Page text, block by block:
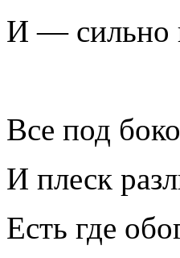
И — сильно
Все под
И плеск
Есть где